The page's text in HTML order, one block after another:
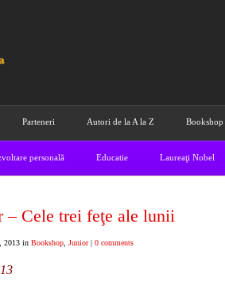
Parteneri Autori de la A la Z Bookshop
personală Educatie Laureaţi Nobel
– Cele trei feţe ale lunii
2013 in Bookshop Junior| 0 comments